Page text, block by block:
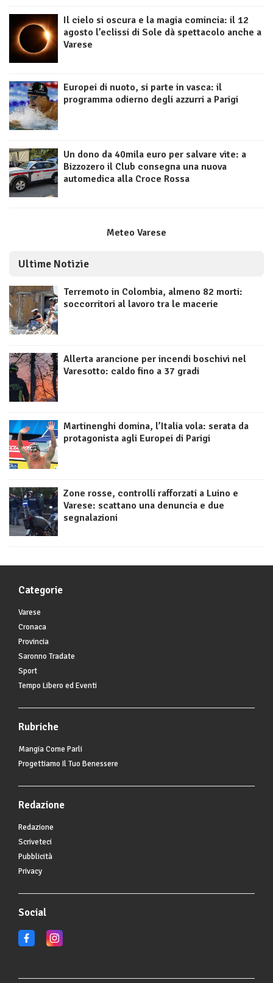
Il cielo si oscura e la magia comincia: il 12
agosto l’eclissi di Sole dà spettacolo anche a
Varese
Europei di nuoto, si parte in vasca: il
programma odierno degli azzurri a Parigi
Un dono da 40mila euro per salvare vite: a
Bizzozero il Club consegna una nuova
automedica alla Croce Rossa
Meteo Varese
Ultime Notizie
Terremoto in Colombia, almeno 82 morti:
soccorritori al lavoro tra le macerie
Allerta arancione per incendi boschivi nel
Varesotto: caldo fino a 37 gradi
Martinenghi domina, l’Italia vola: serata da
protagonista agli Europei di Parigi
Zone rosse, controlli rafforzati a Luino e
Varese: scattano una denuncia e due
segnalazioni
Categorie
Varese
Cronaca
Provincia
Saronno Tradate
Sport
Tempo Libero ed Eventi
Rubriche
Mangia Come Parli
Progettiamo Il Tuo Benessere
Redazione
Redazione
Scriveteci
Pubblicità
Privacy
Social